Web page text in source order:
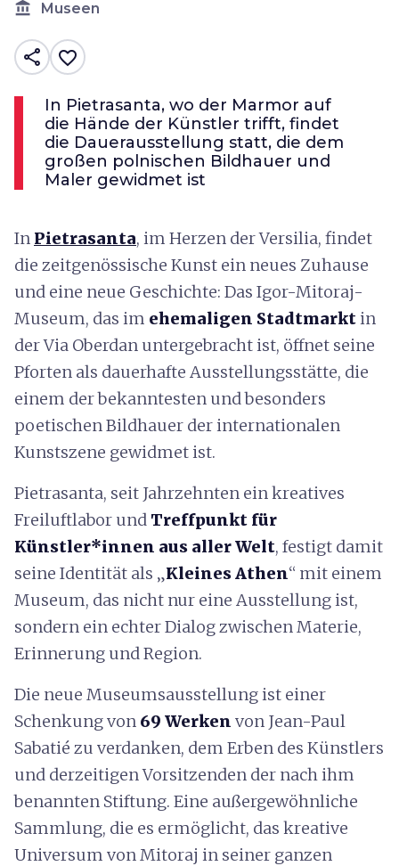
account_balance Museen
share favorite_border
In Pietrasanta, wo der Marmor auf
die Hände der Künstler trifft, findet
die Dauerausstellung statt, die dem
großen polnischen Bildhauer und
Maler gewidmet ist
In Pietrasanta, im Herzen der Versilia, findet
die zeitgenössische Kunst ein neues Zuhause
und eine neue Geschichte: Das Igor-Mitoraj-
Museum, das im ehemaligen Stadtmarktin
der Via Oberdan untergebracht ist, öffnet seine
Pforten als dauerhafte Ausstellungsstätte, die
einem der bekanntesten und besonders
poetischen Bildhauer der internationalen
Kunstszene gewidmet ist.
Pietrasanta, seit Jahrzehnten ein kreatives
Freiluftlabor und Treffpunkt für
Künstler*innen aus aller Welt, festigt damit
seine Identität als „Kleines Athen“ mit einem
Museum, das nicht nur eine Ausstellung ist,
sondern ein echter Dialog zwischen Materie,
Erinnerung und Region.
Die neue Museumsausstellung ist einer
Schenkung von 69 Werken von Jean-Paul
Sabatié zu verdanken, dem Erben des Künstlers
und derzeitigen Vorsitzenden der nach ihm
benannten Stiftung. Eine außergewöhnliche
Sammlung, die es ermöglicht, das kreative
Universum von Mitoraj in seiner ganzen